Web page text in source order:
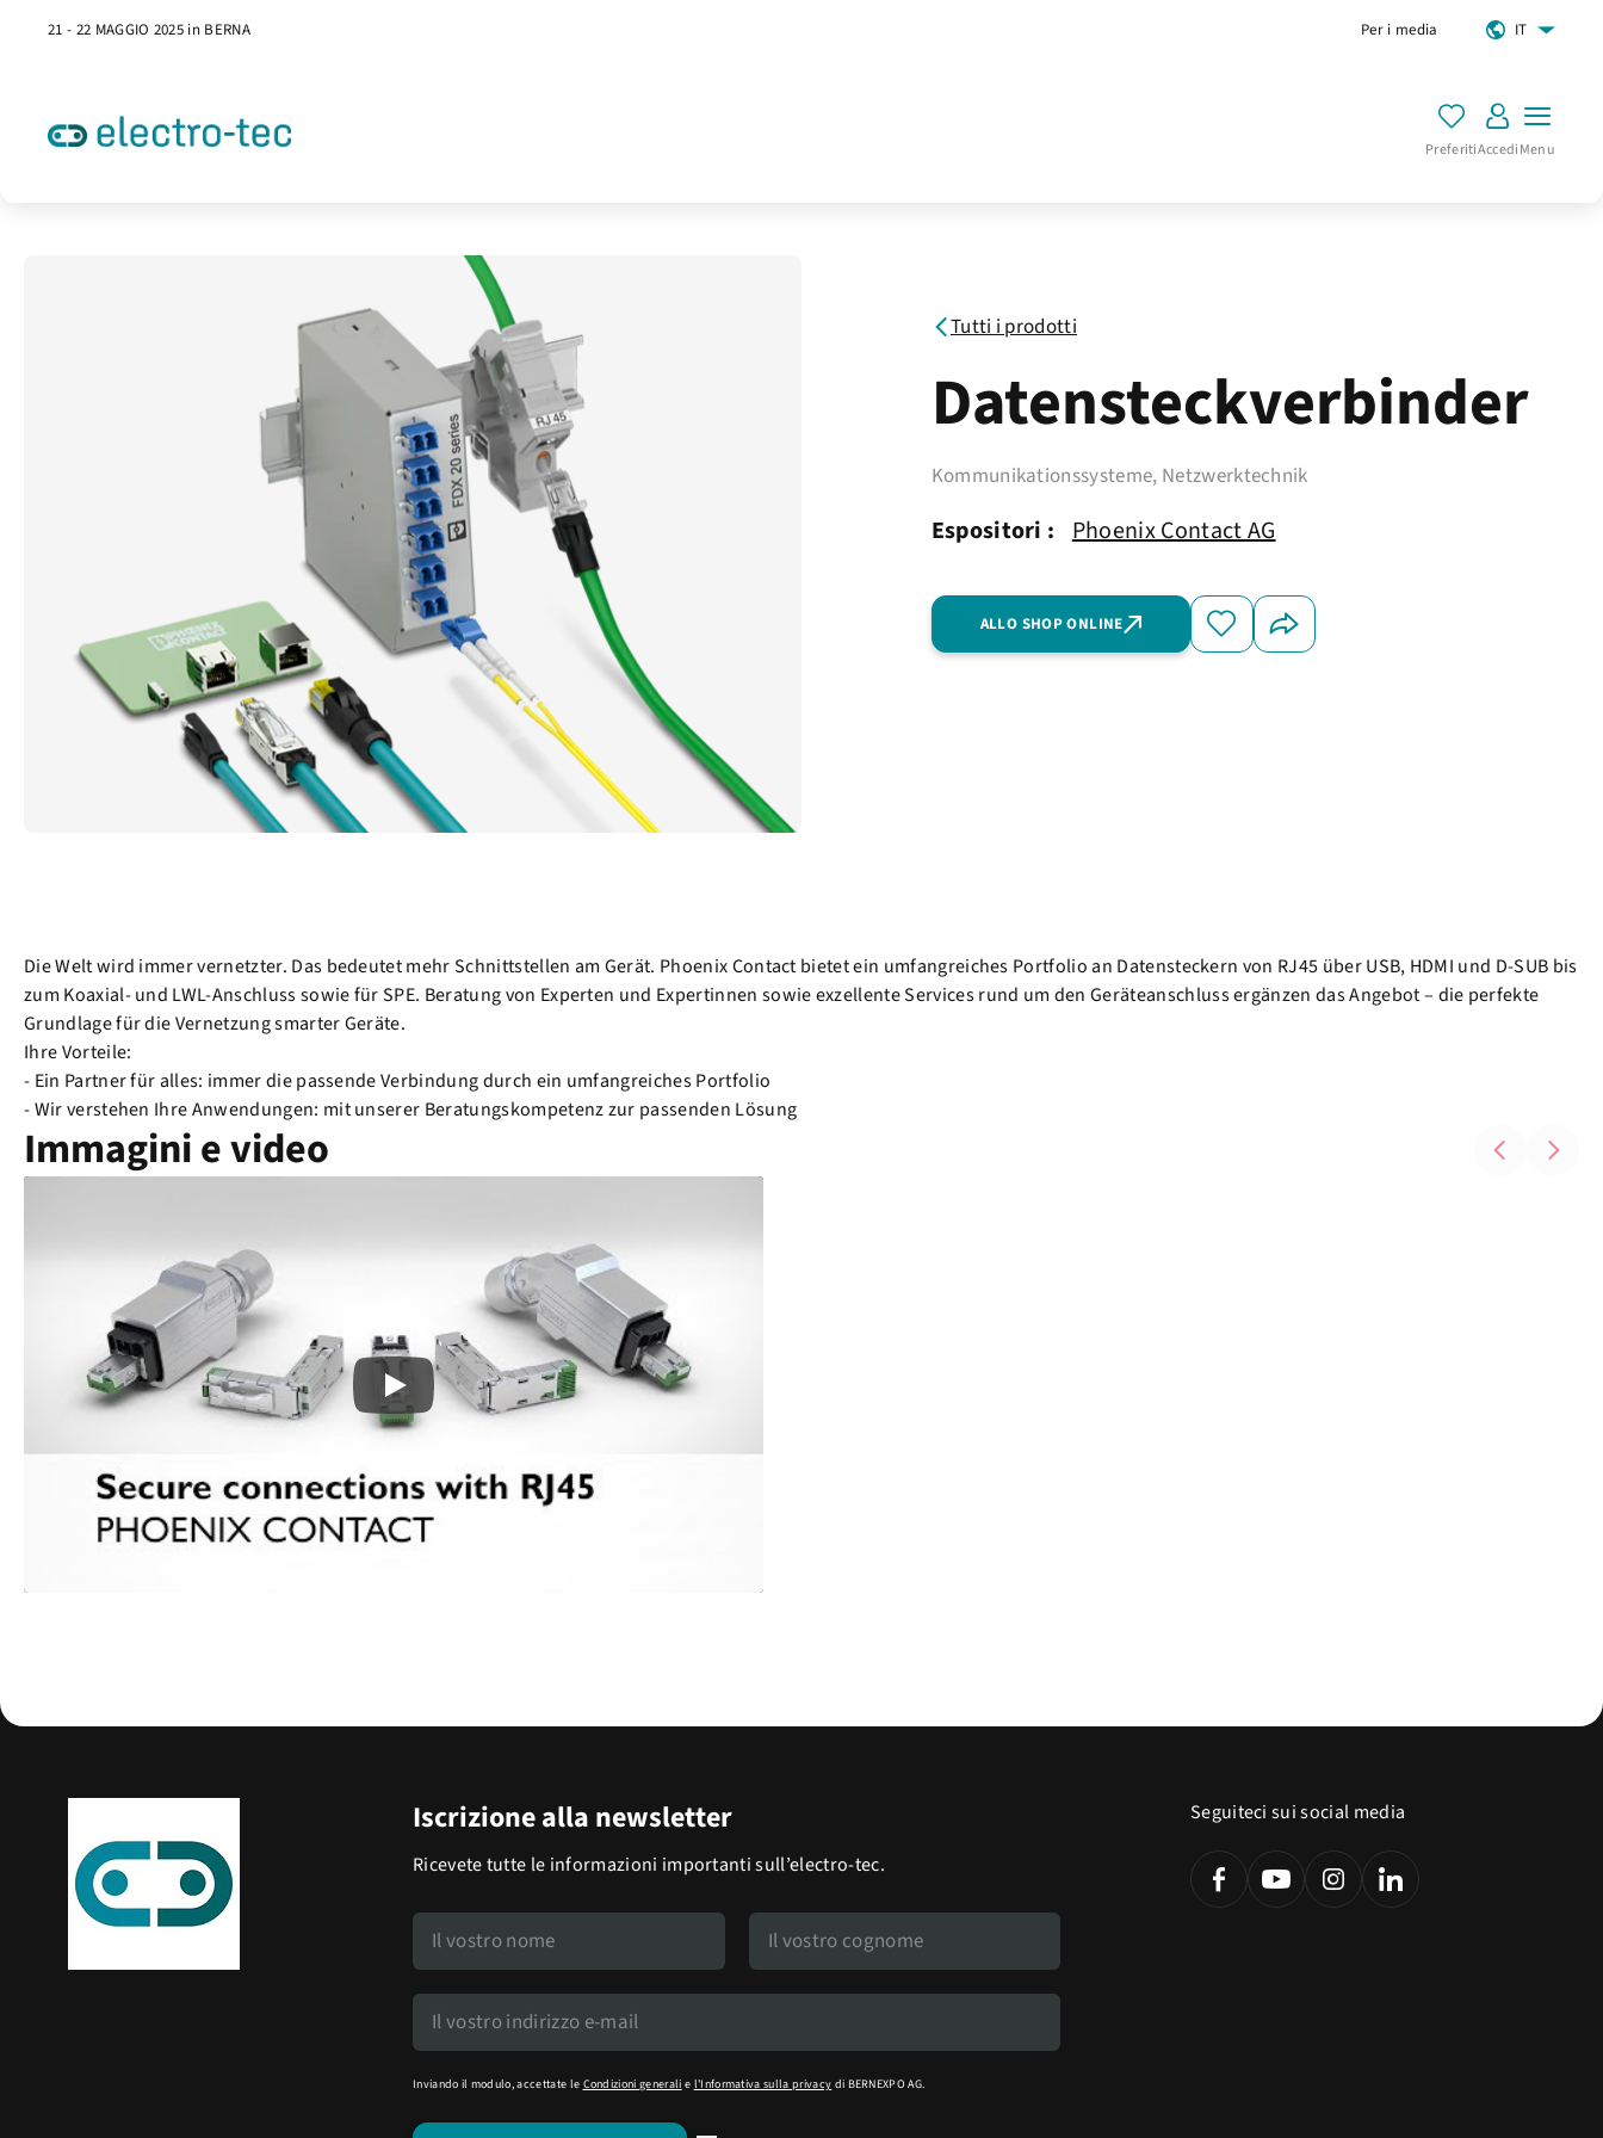
21 - 22 MAGGIO 2025 in BERNA Per i media IT
PreferitiAccediMenu
Tutti i prodotti
Datensteckverbinder
Kommunikationssysteme, Netzwerktechnik
Espositori : Phoenix Contact AG
ALLO SHOP ONLINE
Die Welt wird immer vernetzter. Das bedeutet mehr Schnittstellen am Gerät. Phoenix Contact bietet ein umfangreiches Portfolio an Datensteckern von RJ45 über USB, HDMI und D-SUB bis
zum Koaxial- und LWL-Anschluss sowie für SPE. Beratung von Experten und Expertinnen sowie exzellente Services rund um den Geräteanschluss ergänzen das Angebot – die perfekte
Grundlage für die Vernetzung smarter Geräte.
Ihre Vorteile:
- Ein Partner für alles: immer die passende Verbindung durch ein umfangreiches Portfolio
- Wir verstehen Ihre Anwendungen: mit unserer Beratungskompetenz zur passenden Lösung
Play
Immagini e video
Iscrizione alla newsletter
Ricevete tutte le informazioni importanti sull’electro-tec.
Inviando il modulo, accettate le Condizioni generali e l'Informativa sulla privacy di BERNEXPO AG.
Seguiteci sui social media